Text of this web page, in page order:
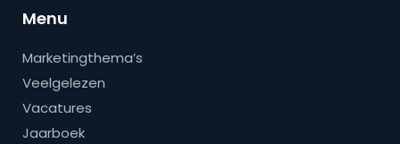
Menu
Marketingthema’s
Veelgelezen
Vacatures
Jaarboek